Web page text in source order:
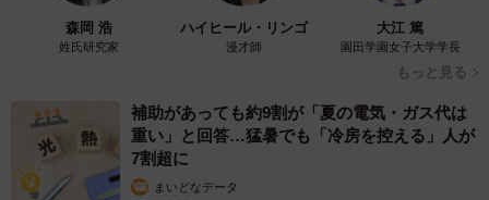
す。まだまだ未熟な親なので、子供と一緒に成長していき
たいと思っています。
ちなみに、娘さんがクッキーを作るために早退した理由
は、迷走主婦さんが仕事で家にいない間にクッキーを作っ
森岡 浩
姓氏研究家
ハイヒール・リンゴ
漫才師
大江 篤
園田学園女子大学学長
もっと見る
補助があっても約9割が「夏の電気・ガス代は
重い」と回答…猛暑でも「冷房を控える」人が
7割超に
まいどなデータ